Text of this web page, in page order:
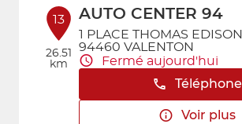
13
26.51
km
AUTO CENTER 94
1 PLACE THOMAS EDISON
94460 VALENTON
Fermé aujourd'hui
Téléphone
Voir plus